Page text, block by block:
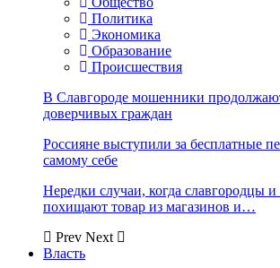
Политика
Экономика
Образование
Происшествия
В Славгороде мошенники
доверчивых граждан
Россияне выступили за бесплатные
самому себе
Нередки случаи, когда славгородцы и
похищают товар из магазинов и…
Prev Next
Власть